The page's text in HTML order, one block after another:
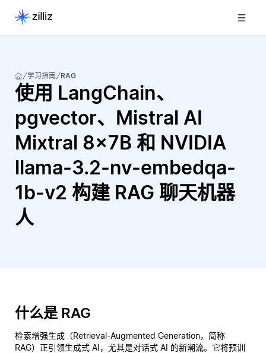
学习指南 RAG
使用 LangChain、
pgvector、Mistral AI
Mixtral 8x7B 和 NVIDIA
llama-3.2-nv-embedqa-
1b-v2 构建 RAG 聊天机器
人
什么是 RAG
检索增强生成（Retrieval-Augmented Generation，简称
RAG）正引领生成式 AI，尤其是对话式 AI 的新潮流。它将预训